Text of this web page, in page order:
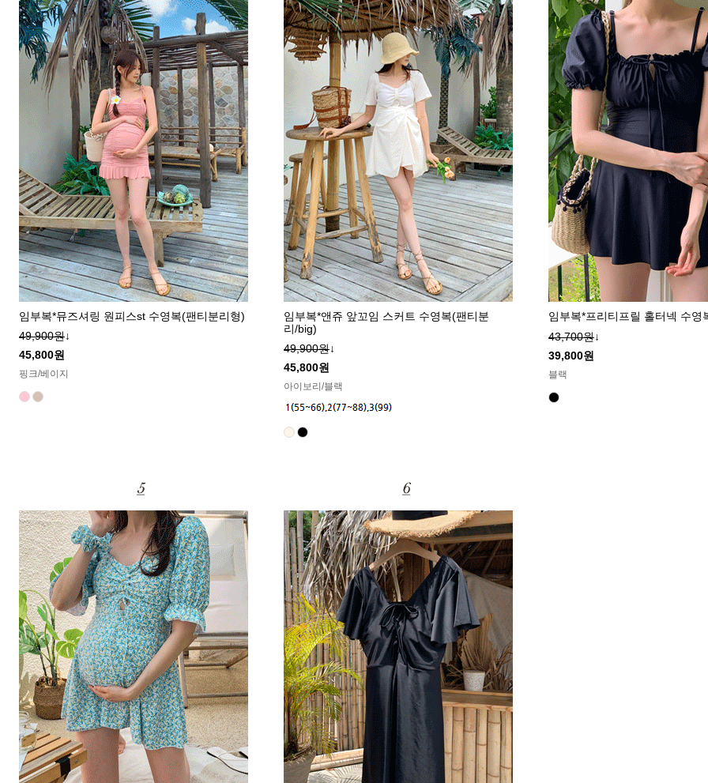
커뮤니티
이벤트
리뷰
맘누리뉴스
다이어리
리얼체험단모집
만삭사진컨테스트
아기사진컨테스트
고객센터 1661-5260
공지사항
미확인입금자보기
제휴/광고문의
구매금액별사은품
회원가입
마이페이지
장바구니
개인결제
임부복*뮤즈셔링 원피스st 수영복(팬티분리형)
49,900원↓
45,800원
핑크/베이지
임부복*앤쥬 앞꼬임 스커트 수영복(팬티분
리/big)
49,900원↓
45,800원
아이보리/블랙
임부복*프리티프릴 홀터넥 수영
43,700원↓
39,800원
블랙